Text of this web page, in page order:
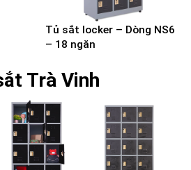
Tủ sắt locker – Dòng NS6
– 18 ngăn
Trà Vinh